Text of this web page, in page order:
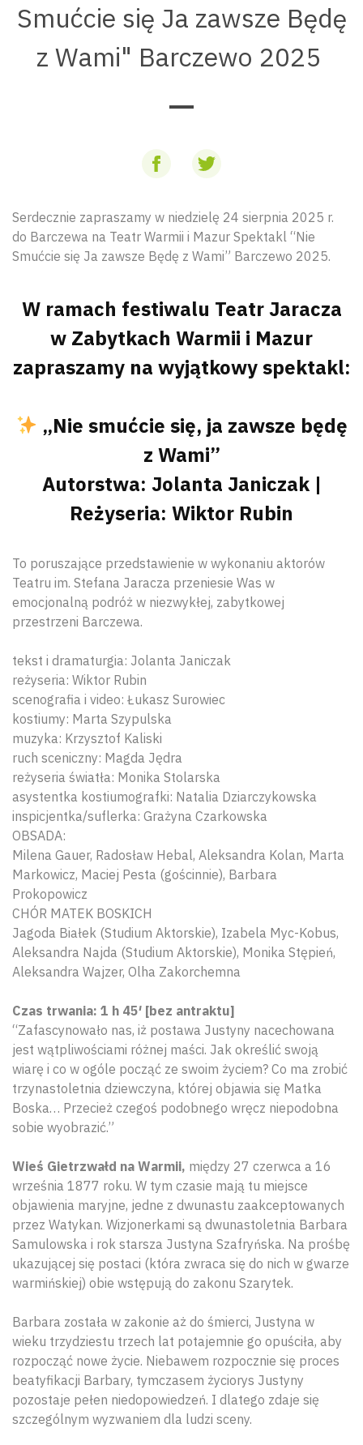
Smućcie się Ja zawsze Będę
z Wami" Barczewo 2025
Serdecznie zapraszamy w niedzielę 24 sierpnia 2025 r.
do Barczewa na Teatr Warmii i Mazur Spektakl “Nie
Smućcie się Ja zawsze Będę z Wami” Barczewo 2025.
W ramach festiwalu Teatr Jaracza
w Zabytkach Warmii i Mazur
zapraszamy na wyjątkowy spektakl:
„Nie smućcie się, ja zawsze będę
z Wami”
Autorstwa: Jolanta Janiczak |
Reżyseria: Wiktor Rubin
To poruszające przedstawienie w wykonaniu aktorów
Teatru im. Stefana Jaracza przeniesie Was w
emocjonalną podróż w niezwykłej, zabytkowej
przestrzeni Barczewa.
tekst i dramaturgia: Jolanta Janiczak
reżyseria: Wiktor Rubin
scenografia i video: Łukasz Surowiec
kostiumy: Marta Szypulska
muzyka: Krzysztof Kaliski
ruch sceniczny: Magda Jędra
reżyseria światła: Monika Stolarska
asystentka kostiumografki: Natalia Dziarczykowska
inspicjentka/suflerka: Grażyna Czarkowska
OBSADA:
Milena Gauer, Radosław Hebal, Aleksandra Kolan, Marta
Markowicz, Maciej Pesta (gościnnie), Barbara
Prokopowicz
CHÓR MATEK BOSKICH
Jagoda Białek (Studium Aktorskie), Izabela Myc-Kobus,
Aleksandra Najda (Studium Aktorskie), Monika Stępień,
Aleksandra Wajzer, Olha Zakorchemna
Czas trwania: 1 h 45′ [bez antraktu]
“Zafascynowało nas, iż postawa Justyny nacechowana
jest wątpliwościami różnej maści. Jak określić swoją
wiarę i co w ogóle począć ze swoim życiem? Co ma zrobić
trzynastoletnia dziewczyna, której objawia się Matka
Boska… Przecież czegoś podobnego wręcz niepodobna
sobie wyobrazić.”
Wieś Gietrzwałd na Warmii, między 27 czerwca a 16
września 1877 roku. W tym czasie mają tu miejsce
objawienia maryjne, jedne z dwunastu zaakceptowanych
przez Watykan. Wizjonerkami są dwunastoletnia Barbara
Samulowska i rok starsza Justyna Szafryńska. Na prośbę
ukazującej się postaci (która zwraca się do nich w gwarze
warmińskiej) obie wstępują do zakonu Szarytek.
Barbara została w zakonie aż do śmierci, Justyna w
wieku trzydziestu trzech lat potajemnie go opuściła, aby
rozpocząć nowe życie. Niebawem rozpocznie się proces
beatyfikacji Barbary, tymczasem życiorys Justyny
pozostaje pełen niedopowiedzeń. I dlatego zdaje się
szczególnym wyzwaniem dla ludzi sceny.